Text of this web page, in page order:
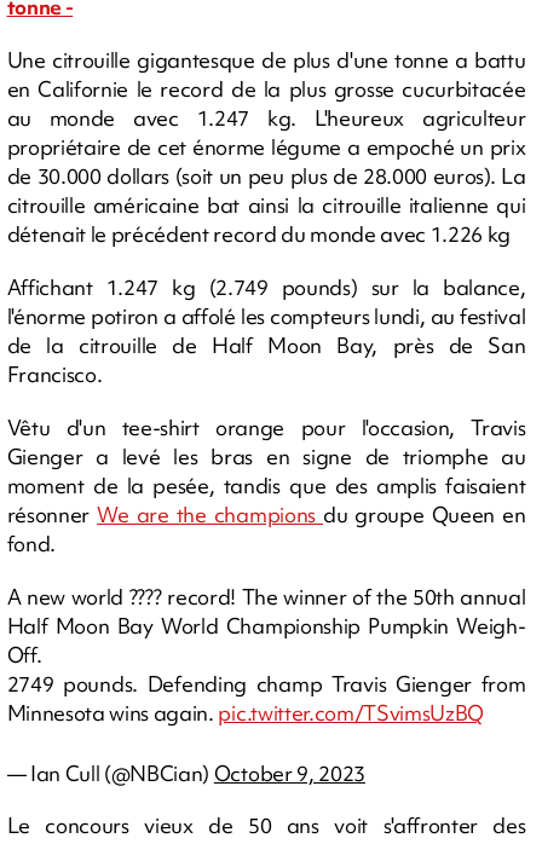
tonne -
Une citrouille gigantesque de plus d'une tonne a battu
en Californie le record de la plus grosse cucurbitacée
au monde avec 1.247 kg. L'heureux agriculteur
propriétaire de cet énorme légume a empoché un prix
de 30.000 dollars (soit un peu plus de 28.000 euros). La
citrouille américaine bat ainsi la citrouille italienne qui
détenait le précédent record du monde avec 1.226 kg
Affichant 1.247 kg (2.749 pounds) sur la balance,
l'énorme potiron a affolé les compteurs lundi, au festival
de la citrouille de Half Moon Bay, près de San
Francisco.
Vêtu d'un tee-shirt orange pour l'occasion, Travis
Gienger a levé les bras en signe de triomphe au
moment de la pesée, tandis que des amplis faisaient
résonnerWe are the champions du groupe Queen en
fond.
A new world ???? record! The winner of the 50th annual
Half Moon Bay World Championship Pumpkin Weigh-
Off.
2749 pounds. Defending champ Travis Gienger from
Minnesota wins again. pic.twitter.com/TSvimsUzBQ
— Ian Cull (@NBCian) October 9, 2023
Le concours vieux de 50 ans voit s'affronter des